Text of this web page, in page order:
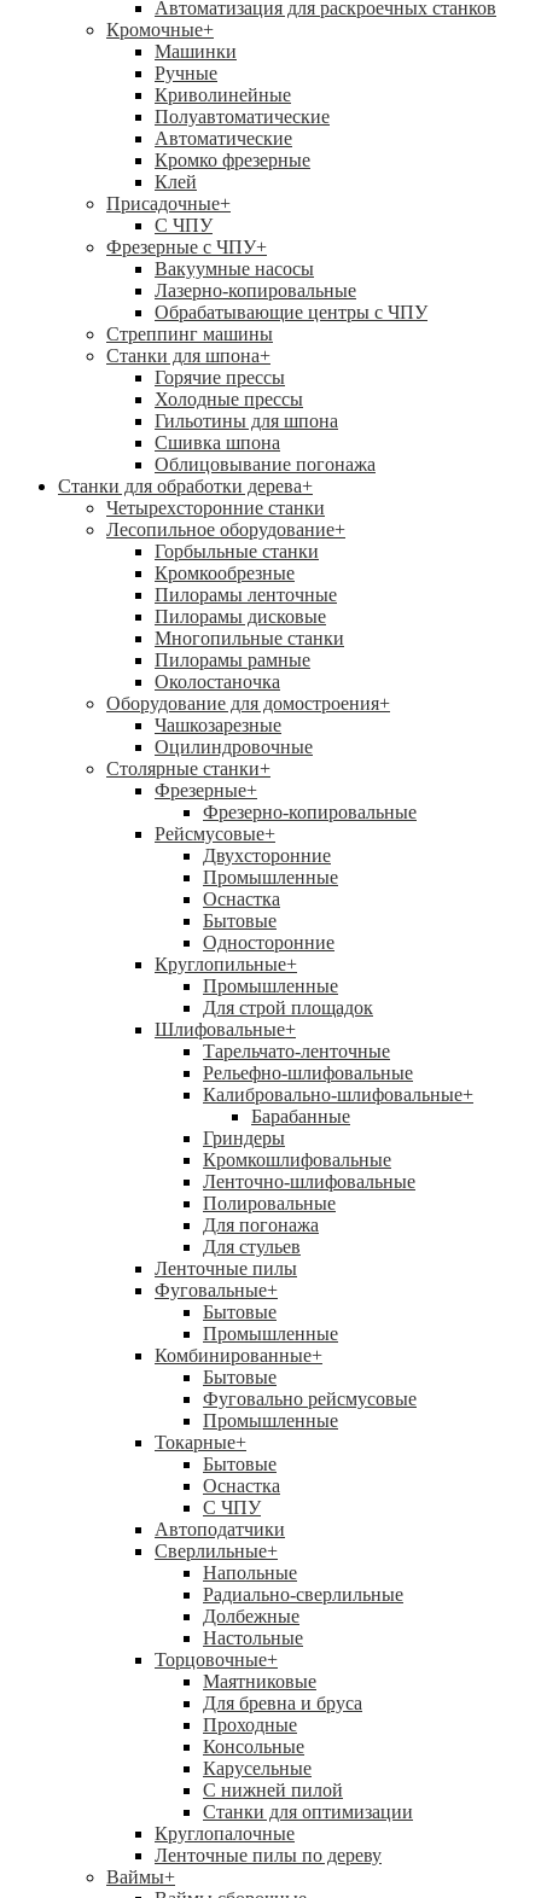
Автоматизация для раскроечных станков
Кромочные+
Машинки
Ручные
Криволинейные
Полуавтоматические
Автоматические
Кромко фрезерные
Клей
Присадочные+
С ЧПУ
Фрезерные с ЧПУ+
Вакуумные насосы
Лазерно-копировальные
Обрабатывающие центры с ЧПУ
Стреппинг машины
Станки для шпона+
Горячие прессы
Холодные прессы
Гильотины для шпона
Сшивка шпона
Облицовывание погонажа
Станки для обработки дерева+
Четырехсторонние станки
Лесопильное оборудование+
Горбыльные станки
Кромкообрезные
Пилорамы ленточные
Пилорамы дисковые
Многопильные станки
Пилорамы рамные
Околостаночка
Оборудование для домостроения+
Чашкозарезные
Оцилиндровочные
Столярные станки+
Фрезерные+
Фрезерно-копировальные
Рейсмусовые+
Двухсторонние
Промышленные
Оснастка
Бытовые
Односторонние
Круглопильные+
Промышленные
Для строй площадок
Шлифовальные+
Тарельчато-ленточные
Рельефно-шлифовальные
Калибровально-шлифовальные+
Барабанные
Гриндеры
Кромкошлифовальные
Ленточно-шлифовальные
Полировальные
Для погонажа
Для стульев
Ленточные пилы
Фуговальные+
Бытовые
Промышленные
Комбинированные+
Бытовые
Фуговально рейсмусовые
Промышленные
Токарные+
Бытовые
Оснастка
С ЧПУ
Автоподатчики
Сверлильные+
Напольные
Радиально-сверлильные
Долбежные
Настольные
Торцовочные+
Маятниковые
Для бревна и бруса
Проходные
Консольные
Карусельные
С нижней пилой
Станки для оптимизации
Круглопалочные
Ленточные пилы по дереву
Ваймы+